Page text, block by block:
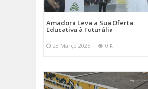
Amadora Leva a Sua Oferta
Educativa à Futurália
28 Março 2025 0 K